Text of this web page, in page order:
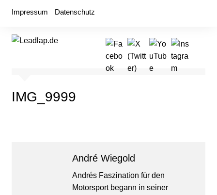
Impressum Datenschutz
IMG_9999
André Wiegold
Andrés Faszination für den
Motorsport begann in seiner